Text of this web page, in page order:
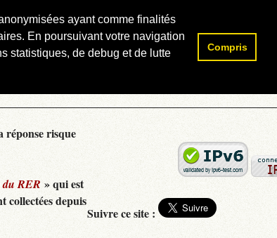
ayant comme finalités
En poursuivant votre navigation
statistiques, de debug et de lutte
Compris
réponse risque
du RER » qui est
collectées depuis
Rechercher :
Suivre ce site :